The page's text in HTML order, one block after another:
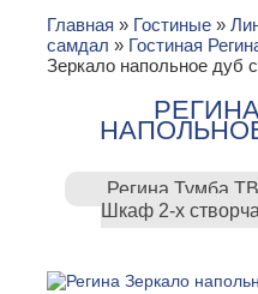
Главная » Гостиные »
самдал » Гостиная
Зеркало напольное дуб
Регина Тумба
Шкаф 2-х